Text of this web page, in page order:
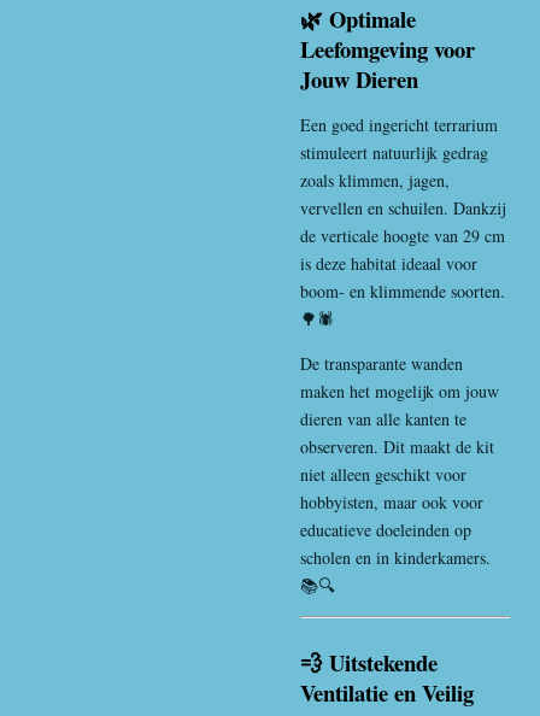
🌿 Optimale
Leefomgeving voor
Jouw Dieren
Een goed ingericht terrarium
stimuleert natuurlijk gedrag
zoals klimmen, jagen,
vervellen en schuilen. Dankzij
de verticale hoogte van 29 cm
is deze habitat ideaal voor
boom- en klimmende soorten.
🌳🕷️
De transparante wanden
maken het mogelijk om jouw
dieren van alle kanten te
observeren. Dit maakt de kit
niet alleen geschikt voor
hobbyisten, maar ook voor
educatieve doeleinden op
scholen en in kinderkamers.
📚🔍
💨 Uitstekende
Ventilatie en Veilig